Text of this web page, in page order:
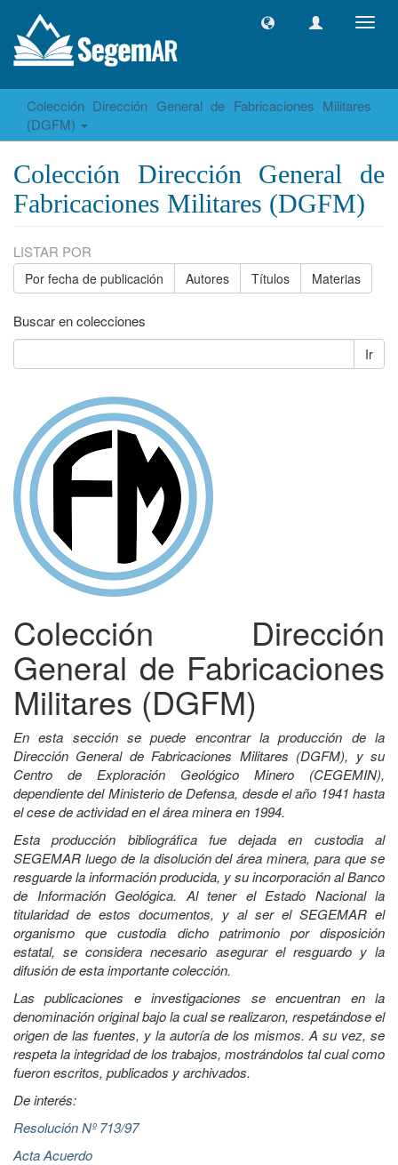
Colección Dirección General de Fabricaciones Militares
(DGFM)
Colección Dirección General de
Fabricaciones Militares (DGFM)
LISTAR POR
Por fecha de publicación Autores Títulos Materias
Buscar en colecciones
Ir
Colección Dirección
General de Fabricaciones
Militares (DGFM)
En esta sección se puede encontrar la producción de la
Dirección General de Fabricaciones Militares (DGFM), y su
Centro de Exploración Geológico Minero (CEGEMIN),
dependiente del Ministerio de Defensa, desde el año 1941 hasta
el cese de actividad en el área minera en 1994.
Esta producción bibliográfica fue dejada en custodia al
SEGEMAR luego de la disolución del área minera, para que se
resguarde la información producida, y su incorporación al Banco
de Información Geológica. Al tener el Estado Nacional la
titularidad de estos documentos, y al ser el SEGEMAR el
organismo que custodia dicho patrimonio por disposición
estatal, se considera necesario asegurar el resguardo y la
difusión de esta importante colección.
Las publicaciones e investigaciones se encuentran en la
denominación original bajo la cual se realizaron, respetándose el
origen de las fuentes, y la autoría de los mismos. A su vez, se
respeta la integridad de los trabajos, mostrándolos tal cual como
fueron escritos, publicados y archivados.
De interés:
Resolución Nº 713/97
Acta Acuerdo